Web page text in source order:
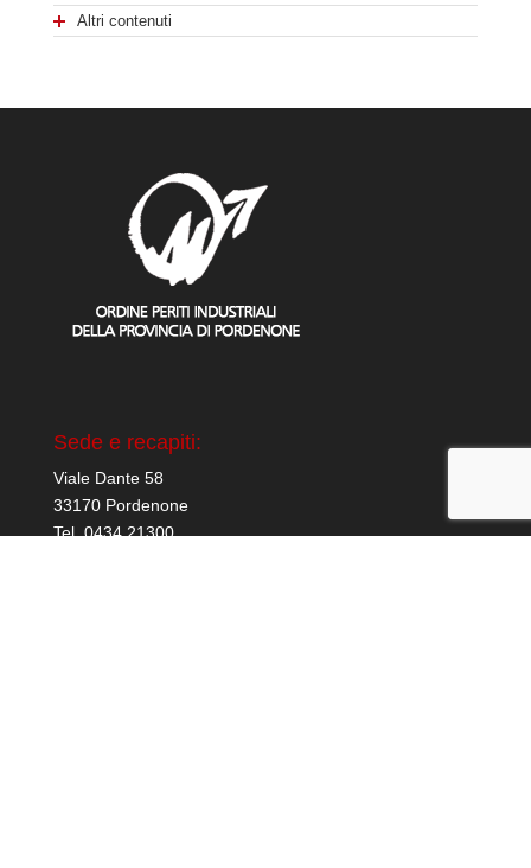
Altri contenuti
Sede e recapiti:
Viale Dante 58
33170 Pordenone
Tel. 0434 21300